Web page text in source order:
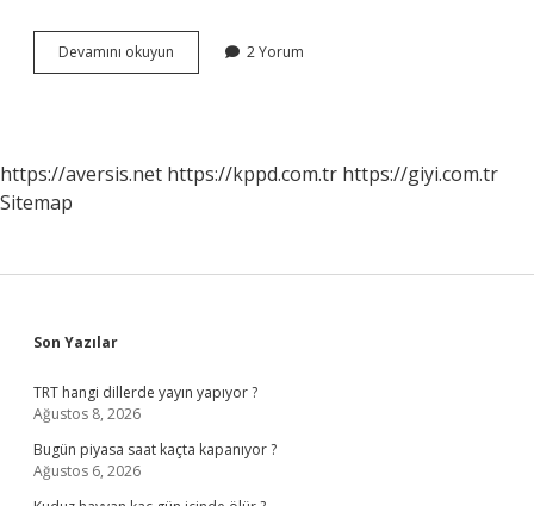
Devamını okuyun Banyodan
Sonra
2 Yorum
https://aversis.net https://kppd.com.tr https://giyi.com.tr
Sitemap
Sidebar
Son Yazılar
TRT hangi dillerde yayın yapıyor ?
Ağustos 8, 2026
Bugün piyasa saat kaçta kapanıyor ?
Ağustos 6, 2026